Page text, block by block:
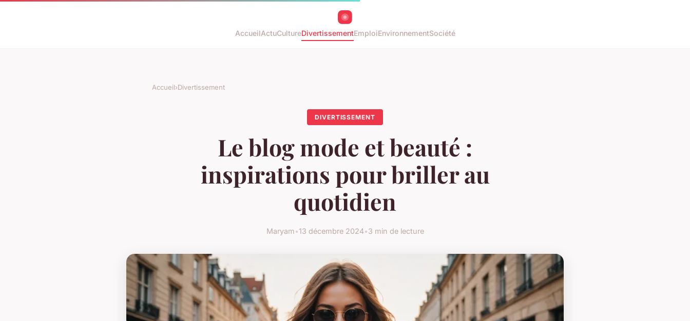
AccueilActuCultureDivertissementEmploiEnvironnementSociété
Accueil›Divertissement
DIVERTISSEMENT
Le blog mode et beauté :
inspirations pour briller au
quotidien
Maryam•13 décembre 2024•3 min de lecture